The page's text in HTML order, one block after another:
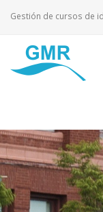
Gestión de cursos de